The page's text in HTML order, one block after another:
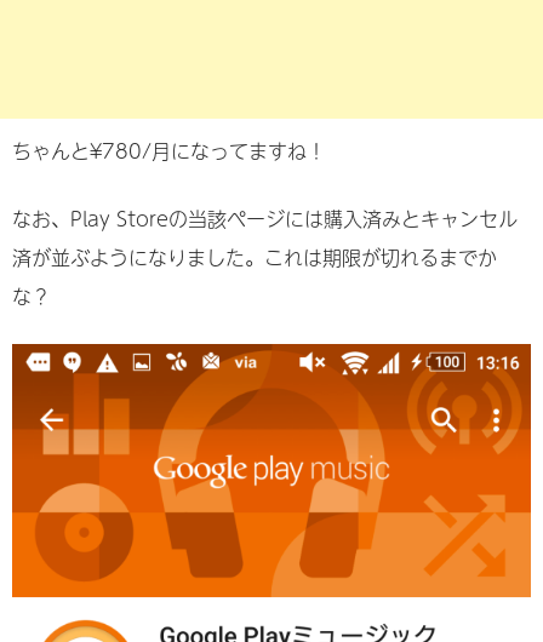
ちゃんと¥780/月になってますね！
なお、Play Storeの当該ページには購入済みとキャンセル
済が並ぶようになりました。これは期限が切れるまでか
な？